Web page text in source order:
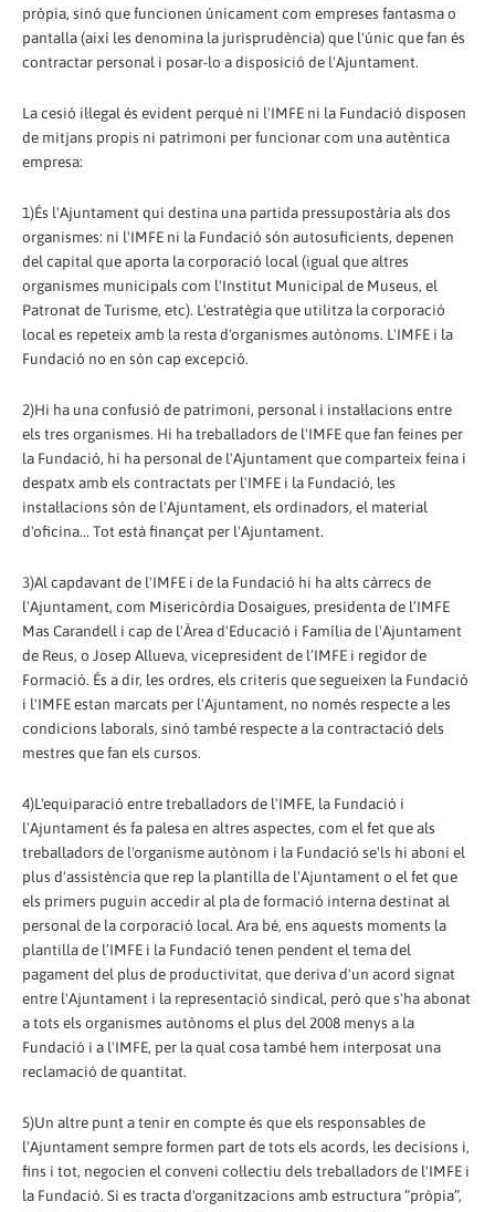
pròpia, sinó que funcionen únicament com empreses fantasma o
pantalla (així les denomina la jurisprudència) que l'únic que fan és
contractar personal i posar-lo a disposició de l'Ajuntament.
La cesió il·legal és evident perquè ni l'IMFE ni la Fundació disposen
de mitjans propis ni patrimoni per funcionar com una autèntica
empresa:
1)És l'Ajuntament qui destina una partida pressupostària als dos
organismes: ni l'IMFE ni la Fundació són autosuficients, depenen
del capital que aporta la corporació local (igual que altres
organismes municipals com l'Institut Municipal de Museus, el
Patronat de Turisme, etc). L'estratègia que utilitza la corporació
local es repeteix amb la resta d'organismes autònoms. L'IMFE i la
Fundació no en són cap excepció.
2)Hi ha una confusió de patrimoni, personal i instal·lacions entre
els tres organismes. Hi ha treballadors de l'IMFE que fan feines per
la Fundació, hi ha personal de l'Ajuntament que comparteix feina i
despatx amb els contractats per l'IMFE i la Fundació, les
instal·lacions són de l'Ajuntament, els ordinadors, el material
d'oficina... Tot està finançat per l'Ajuntament.
3)Al capdavant de l'IMFE i de la Fundació hi ha alts càrrecs de
l'Ajuntament, com Misericòrdia Dosaigues, presidenta de l’IMFE
Mas Carandell i cap de l'Àrea d'Educació i Família de l'Ajuntament
de Reus, o Josep Allueva, vicepresident de l’IMFE i regidor de
Formació. És a dir, les ordres, els criteris que segueixen la Fundació
i l'IMFE estan marcats per l'Ajuntament, no només respecte a les
condicions laborals, sinó també respecte a la contractació dels
mestres que fan els cursos.
4)L'equiparació entre treballadors de l'IMFE, la Fundació i
l'Ajuntament és fa palesa en altres aspectes, com el fet que als
treballadors de l'organisme autònom i la Fundació se'ls hi aboni el
plus d'assistència que rep la plantilla de l'Ajuntament o el fet que
els primers puguin accedir al pla de formació interna destinat al
personal de la corporació local. Ara bé, ens aquests moments la
plantilla de l’IMFE i la Fundació tenen pendent el tema del
pagament del plus de productivitat, que deriva d'un acord signat
entre l'Ajuntament i la representació sindical, però que s'ha abonat
a tots els organismes autònoms el plus del 2008 menys a la
Fundació i a l'IMFE, per la qual cosa també hem interposat una
reclamació de quantitat.
5)Un altre punt a tenir en compte és que els responsables de
l'Ajuntament sempre formen part de tots els acords, les decisions i,
fins i tot, negocien el conveni col·lectiu dels treballadors de l'IMFE i
la Fundació. Si es tracta d'organitzacions amb estructura “pròpia”,